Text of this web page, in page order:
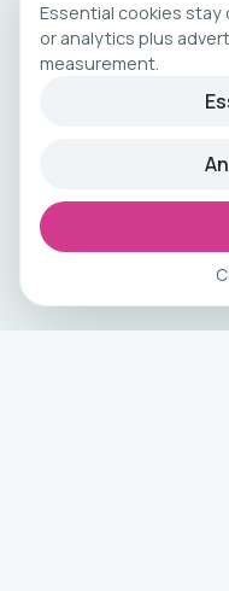
Essential cookies stay
or analytics plus
measurement.